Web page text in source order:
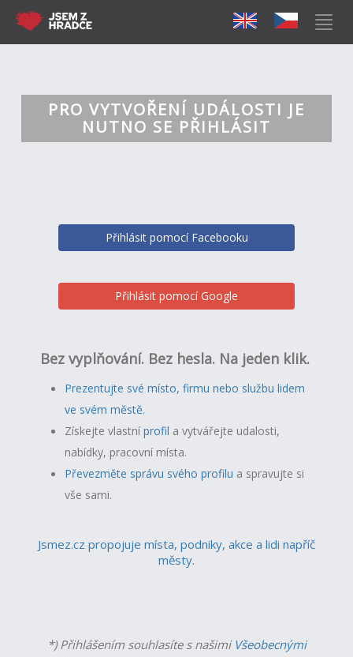
PRO VYTVOŘENÍ UDÁLOSTI JE
NUTNO SE PŘIHLÁSIT
Přihlásit pomocí Facebooku
Přihlásit pomocí Google
Bez vyplňování. Bez hesla. Na jeden klik.
Prezentujte své místo, firmu nebo službu lidem
ve svém městě.
Získejte vlastníprofil a vytvářejte udalosti,
nabídky, pracovní místa.
Převezměte správu svého profilu a spravujte si
vše sami.
Jsmez.cz propojuje místa, podniky, akce a lidi napříč
městy.
*) Přihlášením souhlasíte s našimi Všeobecnými